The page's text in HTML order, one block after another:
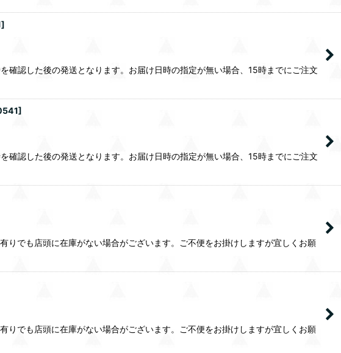
]
認した後の発送となります。お届け日時の指定が無い場合、15時までにご注文
]
認した後の発送となります。お届け日時の指定が無い場合、15時までにご注文
りでも店頭に在庫がない場合がございます。ご不便をお掛けしますが宜しくお願
りでも店頭に在庫がない場合がございます。ご不便をお掛けしますが宜しくお願